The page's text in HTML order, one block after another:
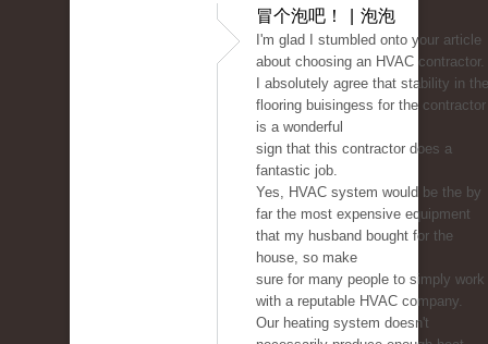
冒个泡吧！ | 泡泡
I'm glad I stumbled onto your article
about choosing an HVAC contractor.
I absolutely agree that stability in the
flooring buisingess for the contractor
is a wonderful
sign that this contractor does a
fantastic job.
Yes, HVAC system would be the by
far the most expensive equipment
that my husband bought for the
house, so make
sure for many people to simply work
with a reputable HVAC company.
Our heating system doesn't